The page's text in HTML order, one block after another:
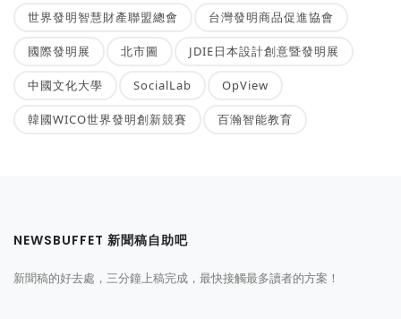
世界發明智慧財產聯盟總會 台灣發明商品促進協會
國際發明展 北市圖 JDIE日本設計創意暨發明展
中國文化大學 SocialLab OpView
韓國WICO世界發明創新競賽 百瀚智能教育
NEWSBUFFET 新聞稿自助吧
新聞稿的好去處，三分鐘上稿完成，最快接觸最多讀者的方案！